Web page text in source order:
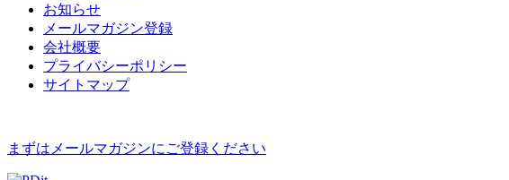
お知らせ
メールマガジン登録
会社概要
プライバシーポリシー
サイトマップ
まずはメールマガジンにご登録ください